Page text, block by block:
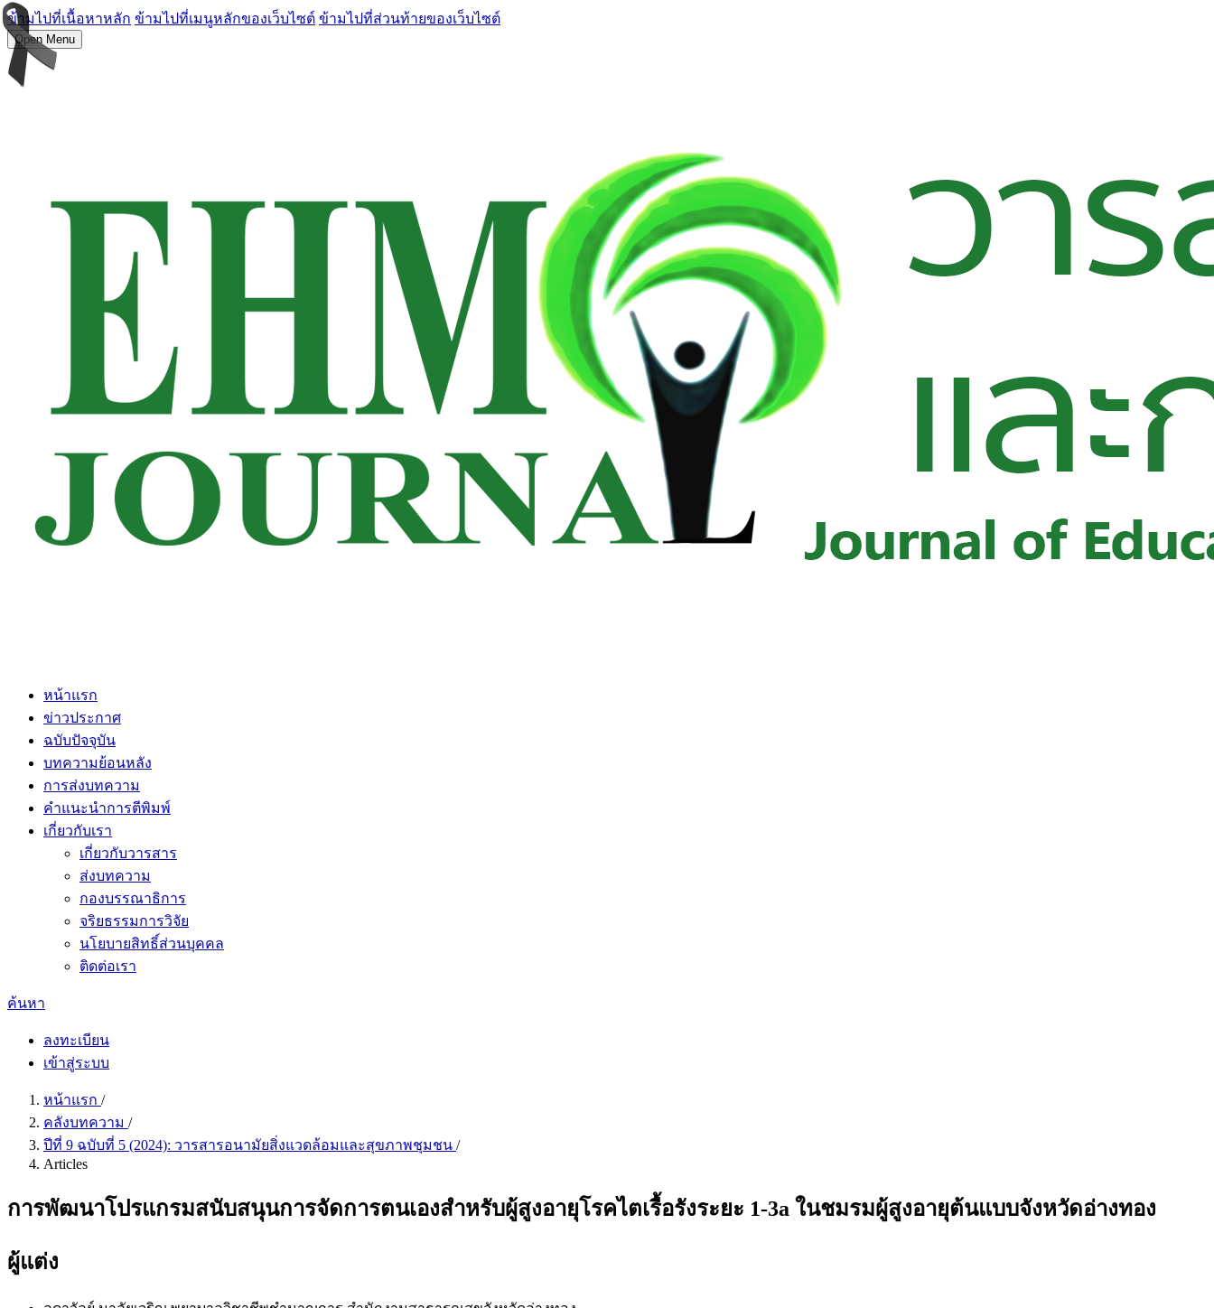
ข้ามไปที่เนื้อหาหลัก ข้ามไปที่เมนูหลักของเว็บไซต์ ข้ามไปที่ส่วนท้ายของเว็บไซต์
Open Menu
หน้าแรก
ข่าวประกาศ
ฉบับปัจจุบัน
บทความย้อนหลัง
การส่งบทความ
คำแนะนำการตีพิมพ์
เกี่ยวกับเรา
เกี่ยวกับวารสาร
ส่งบทความ
กองบรรณาธิการ
จริยธรรมการวิจัย
นโยบายสิทธิ์ส่วนบุคคล
ติดต่อเรา
ค้นหา
ลงทะเบียน
เข้าสู่ระบบ
หน้าแรก /
คลังบทความ /
ปีที่ 9 ฉบับที่ 5 (2024): วารสารอนามัยสิ่งแวดล้อมและสุขภาพชุมชน /
Articles
การพัฒนาโปรแกรมสนับสนุนการจัดการตนเองสำหรับผู้สูงอายุโรคไตเรื้อรังระยะ 1-3a ในชมรมผู้สูงอายุต้นแบบจังหวัดอ่างทอง
ผู้แต่ง